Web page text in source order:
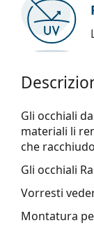
Gli occhiali
materiali li
che
Gli occhiali
Vorresti
Montatura